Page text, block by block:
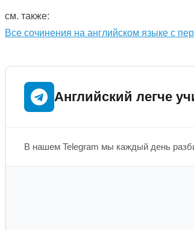
см. также:
Все сочинения на английском языке с
Английский легче
В нашем Telegram мы каждый день